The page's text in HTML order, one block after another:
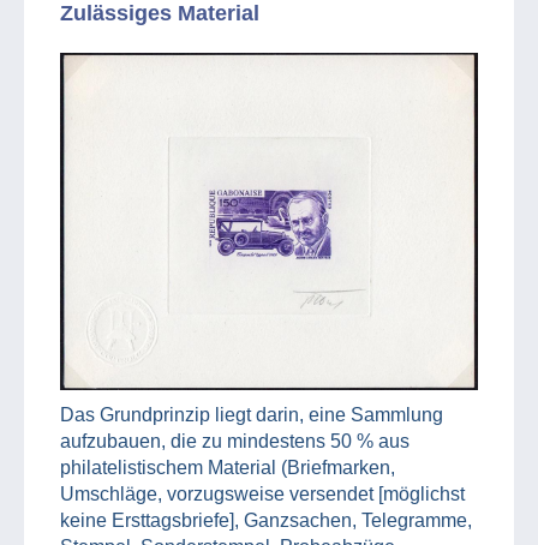
Zulässiges Material
Das Grundprinzip liegt darin, eine Sammlung
aufzubauen, die zu mindestens 50 % aus
philatelistischem Material (Briefmarken,
Umschläge, vorzugsweise versendet [möglichst
keine Ersttagsbriefe], Ganzsachen, Telegramme,